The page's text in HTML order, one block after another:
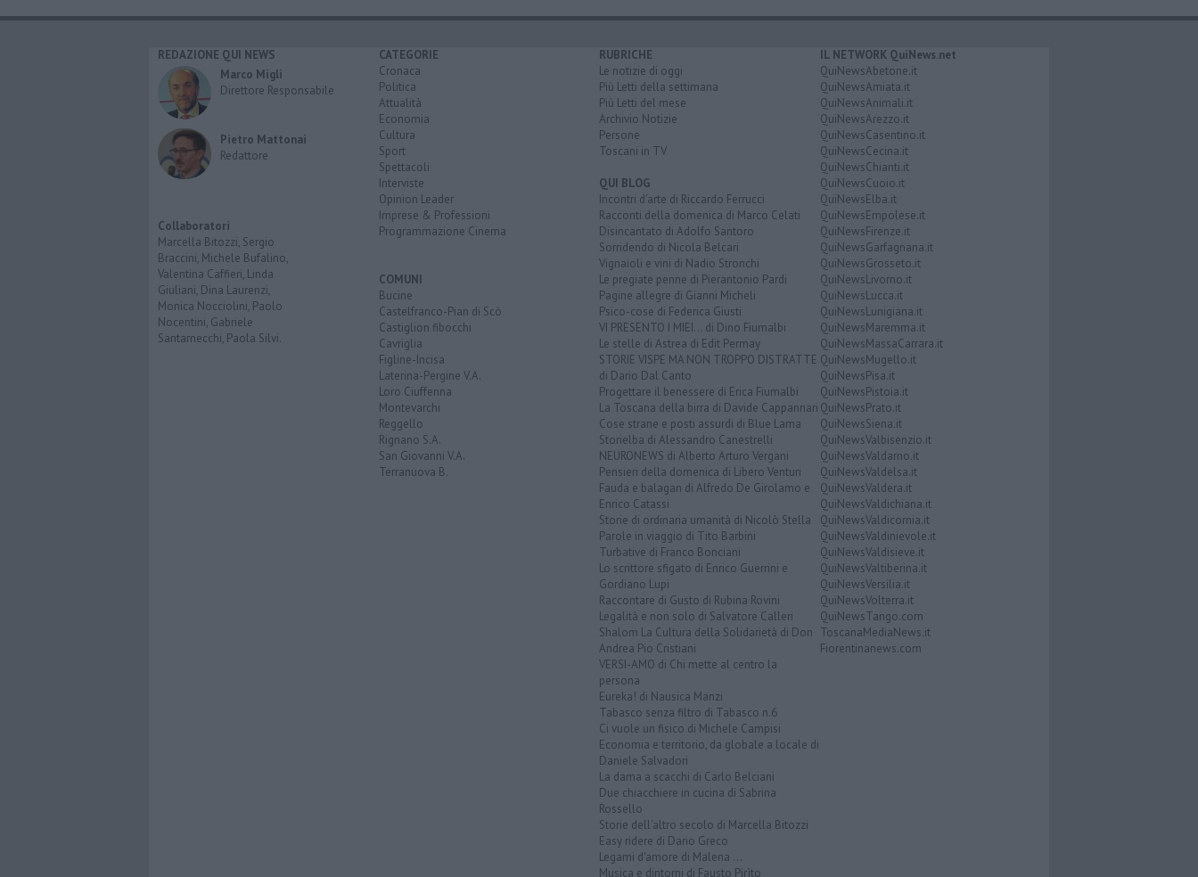
REDAZIONE QUI NEWS
Marco Migli
Direttore Responsabile
Pietro Mattonai
Redattore
Collaboratori
Marcella Bitozzi, Sergio
Braccini, Michele Bufalino,
Valentina Caffieri, Linda
Giuliani, Dina Laurenzi,
Monica Nocciolini, Paolo
Nocentini, Gabriele
Santarnecchi, Paola Silvi.
CATEGORIE
Cronaca
Politica
Attualità
Economia
Cultura
Sport
Spettacoli
Interviste
Opinion Leader
Imprese & Professioni
Programmazione Cinema
COMUNI
Bucine
Castelfranco-Pian di Scò
Castiglion fibocchi
Cavriglia
Figline-Incisa
Laterina-Pergine V.A.
Loro Ciuffenna
Montevarchi
Reggello
Rignano S.A.
San Giovanni V.A.
Terranuova B.
RUBRICHE
Le notizie di oggi
Più Letti della settimana
Più Letti del mese
Archivio Notizie
Persone
Toscani in TV
QUI BLOG
Incontri d'arte di Riccardo Ferrucci
Racconti della domenica di Marco Celati
Disincantato di Adolfo Santoro
Sorridendo di Nicola Belcari
Vignaioli e vini di Nadio Stronchi
Le pregiate penne di Pierantonio Pardi
Pagine allegre di Gianni Micheli
Psico-cose di Federica Giusti
VI PRESENTO I MIEI... di Dino Fiumalbi
Le stelle di Astrea di Edit Permay
STORIE VISPE MA NON TROPPO DISTRATTE
di Dario Dal Canto
Progettare il benessere di Erica Fiumalbi
La Toscana della birra di Davide Cappannari
Cose strane e posti assurdi di Blue Lama
Storielba di Alessandro Canestrelli
NEURONEWS di Alberto Arturo Vergani
Pensieri della domenica di Libero Venturi
Fauda e balagan di Alfredo De Girolamo e
Enrico Catassi
Storie di ordinaria umanità di Nicolò Stella
Parole in viaggio di Tito Barbini
Turbative di Franco Bonciani
Lo scrittore sfigato di Enrico Guerrini e
Gordiano Lupi
Raccontare di Gusto di Rubina Rovini
Legalità e non solo di Salvatore Calleri
Shalom La Cultura della Solidarietà di Don
Andrea Pio Cristiani
VERSI-AMO di Chi mette al centro la
persona
Eureka! di Nausica Manzi
Tabasco senza filtro di Tabasco n.6
Ci vuole un fisico di Michele Campisi
Economia e territorio, da globale a locale di
Daniele Salvadori
La dama a scacchi di Carlo Belciani
Due chiacchiere in cucina di Sabrina
Rossello
Storie dell'altro secolo di Marcella Bitozzi
Easy ridere di Dario Greco
Legami d'amore di Malena ...
Musica e dintorni di Fausto Pirìto
IL NETWORK QuiNews.net
QuiNewsAbetone.it
QuiNewsAmiata.it
QuiNewsAnimali.it
QuiNewsArezzo.it
QuiNewsCasentino.it
QuiNewsCecina.it
QuiNewsChianti.it
QuiNewsCuoio.it
QuiNewsElba.it
QuiNewsEmpolese.it
QuiNewsFirenze.it
QuiNewsGarfagnana.it
QuiNewsGrosseto.it
QuiNewsLivorno.it
QuiNewsLucca.it
QuiNewsLunigiana.it
QuiNewsMaremma.it
QuiNewsMassaCarrara.it
QuiNewsMugello.it
QuiNewsPisa.it
QuiNewsPistoia.it
QuiNewsPrato.it
QuiNewsSiena.it
QuiNewsValbisenzio.it
QuiNewsValdarno.it
QuiNewsValdelsa.it
QuiNewsValdera.it
QuiNewsValdichiana.it
QuiNewsValdicornia.it
QuiNewsValdinievole.it
QuiNewsValdisieve.it
QuiNewsValtiberina.it
QuiNewsVersilia.it
QuiNewsVolterra.it
QuiNewsTango.com
ToscanaMediaNews.it
Fiorentinanews.com